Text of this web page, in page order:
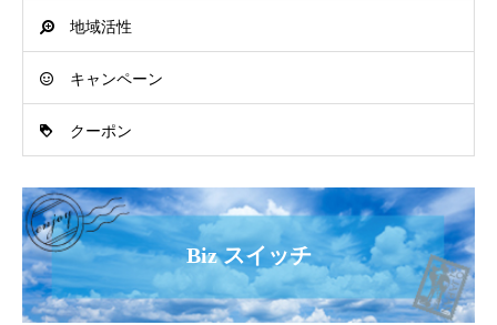
地域活性
キャンペーン
クーポン
Biz スイッチ